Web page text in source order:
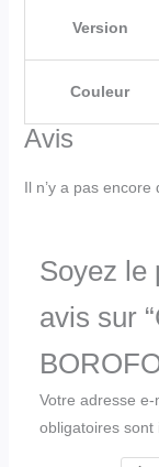
Version
Couleur
Avis
Il n’y a pas encore
Soyez le
avis sur
Votre adresse
obligatoires sont